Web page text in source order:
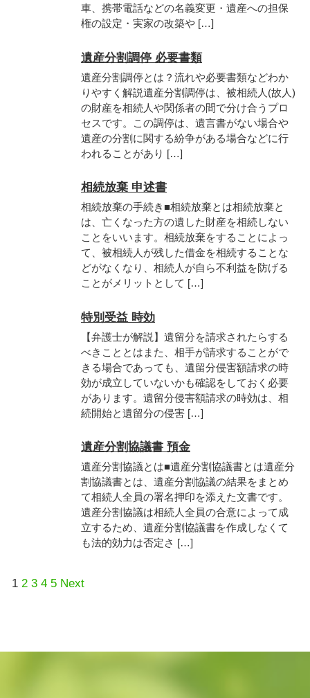
車、携帯電話などの名義変更・遺産への担保
権の設定・実家の改築や […]
遺産分割調停 必要書類
遺産分割調停とは？流れや必要書類などわか
りやすく解説遺産分割調停は、被相続人(故人)
の財産を相続人や関係者の間で分け合うプロ
セスです。この調停は、遺言書がない場合や
遺産の分割に関する紛争がある場合などに行
われることがあり […]
相続放棄 申述書
相続放棄の手続き■相続放棄とは相続放棄と
は、亡くなった方の遺した財産を相続しない
ことをいいます。相続放棄をすることによっ
て、被相続人が残した借金を相続することな
どがなくなり、相続人が自ら不利益を防げる
ことがメリットとして […]
特別受益 時効
【弁護士が解説】遺留分を請求されたらする
べきこととはまた、相手が請求することがで
きる場合であっても、遺留分侵害額請求の時
効が成立していないかも確認をしておく必要
があります。遺留分侵害額請求の時効は、相
続開始と遺留分の侵害 […]
遺産分割協議書 預金
遺産分割協議とは■遺産分割協議書とは遺産分
割協議書とは、遺産分割協議の結果をまとめ
て相続人全員の署名押印を添えた文書です。
遺産分割協議は相続人全員の合意によって成
立するため、遺産分割協議書を作成しなくて
も法的効力は否定さ […]
1 2 3 4 5 Next